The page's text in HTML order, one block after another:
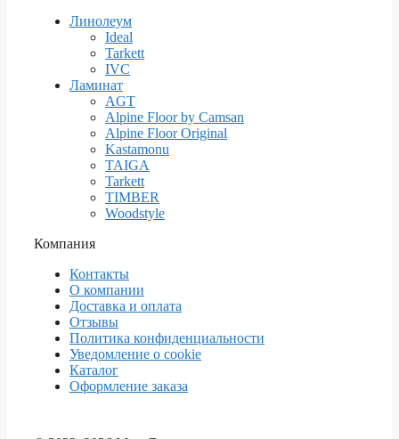
Линолеум
Ideal
Tarkett
IVC
Ламинат
AGT
Alpine Floor by Camsan
Alpine Floor Original
Kastamonu
TAIGA
Tarkett
TIMBER
Woodstyle
Компания
Контакты
О компании
Доставка и оплата
Отзывы
Политика конфиденциальности
Уведомление о cookie
Каталог
Оформление заказа